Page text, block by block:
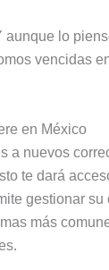
lo
vencidas
en México
nuevos
te dará
gestionar
más